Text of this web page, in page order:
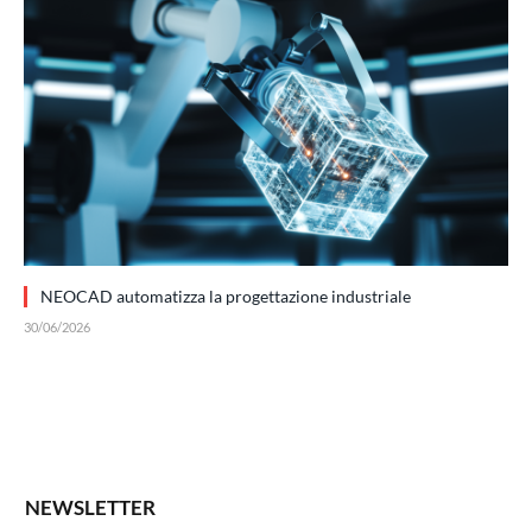
NEOCAD automatizza la progettazione industriale
30/06/2026
NEWSLETTER